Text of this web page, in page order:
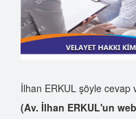
İlhan ERKUL şöyle
(Av. İlhan ERKUL'un